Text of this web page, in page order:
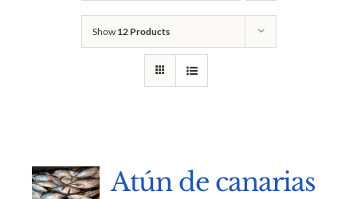
Show 12 Products
Atún de canarias